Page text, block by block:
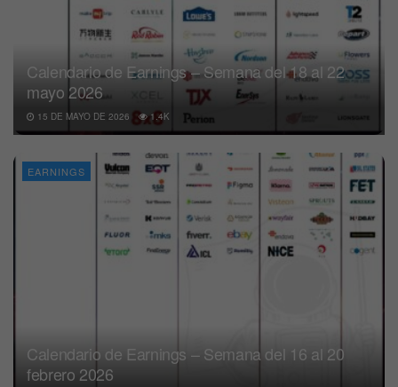
Calendario de Earnings – Semana del 18 al 22
mayo 2026
15 DE MAYO DE 2026 1.4K
EARNINGS
Calendario de Earnings – Semana del 16 al 20
febrero 2026